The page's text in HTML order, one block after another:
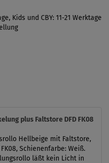
Kids und CBY: 11-21 Werktage
plus Faltstore DFD FK08
Hellbeige mit Faltstore,
Schienenfarbe: Weiß.
läßt kein Licht in